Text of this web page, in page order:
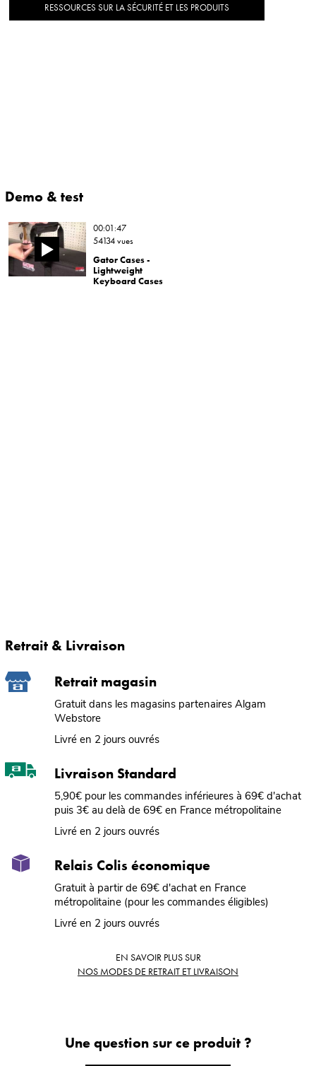
RESSOURCES SUR LA SÉCURITÉ ET LES PRODUITS
Demo & test
00:01:47
54134 vues
Gator Cases -
Lightweight
Keyboard Cases
Retrait & Livraison
Retrait magasin
Gratuit dans les magasins partenaires Algam
Webstore
Livré en 2 jours ouvrés
Livraison Standard
5,90€ pour les commandes inférieures à 69€ d'achat
puis 3€ au delà de 69€ en France métropolitaine
Livré en 2 jours ouvrés
Relais Colis économique
Gratuit à partir de 69€ d'achat en France
métropolitaine (pour les commandes éligibles)
Livré en 2 jours ouvrés
EN SAVOIR PLUS SUR
NOS MODES DE RETRAIT ET LIVRAISON
Une question sur ce produit ?